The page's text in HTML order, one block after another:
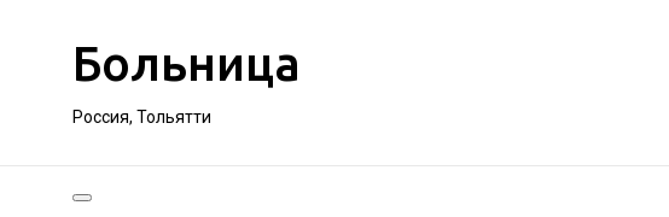
Больница
Россия, Тольятти